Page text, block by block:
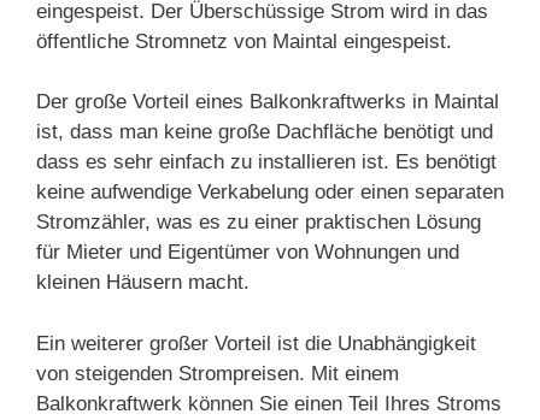
eingespeist. Der Überschüssige Strom wird in das
öffentliche Stromnetz von Maintal eingespeist.
Der große Vorteil eines Balkonkraftwerks in Maintal
ist, dass man keine große Dachfläche benötigt und
dass es sehr einfach zu installieren ist. Es benötigt
keine aufwendige Verkabelung oder einen separaten
Stromzähler, was es zu einer praktischen Lösung
für Mieter und Eigentümer von Wohnungen und
kleinen Häusern macht.
Ein weiterer großer Vorteil ist die Unabhängigkeit
von steigenden Strompreisen. Mit einem
Balkonkraftwerk können Sie einen Teil Ihres Stroms